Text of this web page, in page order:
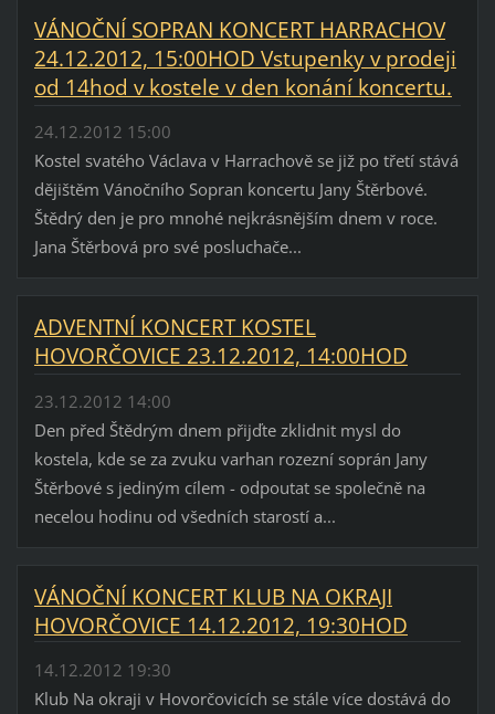
VÁNOČNÍ SOPRAN KONCERT HARRACHOV
24.12.2012, 15:00HOD Vstupenky v prodeji
od 14hod v kostele v den konání koncertu.
24.12.2012 15:00
Kostel svatého Václava v Harrachově se již po třetí stává
dějištěm Vánočního Sopran koncertu Jany Štěrbové.
Štědrý den je pro mnohé nejkrásnějším dnem v roce.
Jana Štěrbová pro své posluchače...
ADVENTNÍ KONCERT KOSTEL
HOVORČOVICE 23.12.2012, 14:00HOD
23.12.2012 14:00
Den před Štědrým dnem přijďte zklidnit mysl do
kostela, kde se za zvuku varhan rozezní soprán Jany
Štěrbové s jediným cílem - odpoutat se společně na
necelou hodinu od všedních starostí a...
VÁNOČNÍ KONCERT KLUB NA OKRAJI
HOVORČOVICE 14.12.2012, 19:30HOD
14.12.2012 19:30
Klub Na okraji v Hovorčovicích se stále více dostává do